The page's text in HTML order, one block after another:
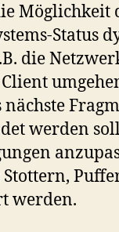
Möglichkeit
Status
die
werden
werden.